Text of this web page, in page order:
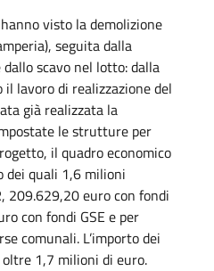
visto la demolizione
seguita dalla
scavo nel lotto: dalla
il lavoro di realizzazione del
già realizzata la
le strutture per
il quadro economico
dei quali 1,6 milioni
209.629,20 euro con fondi
con fondi GSE e per
comunali. L’importo dei
1,7 milioni di euro.